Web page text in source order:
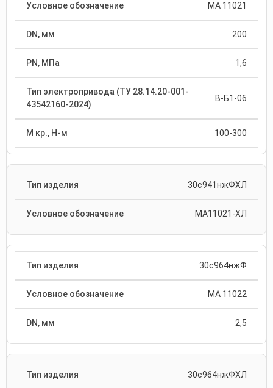
МА 11021
200
1,6
В-Б1-06
100-300
30с941нжФХЛ
МА11021-ХЛ
30с964нжФ
МА 11022
2,5
30с964нжФХЛ